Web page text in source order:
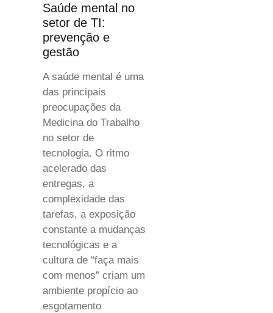
Saúde mental no
setor de TI:
prevenção e
gestão
A saúde mental é uma
das principais
preocupações da
Medicina do Trabalho
no setor de
tecnologia. O ritmo
acelerado das
entregas, a
complexidade das
tarefas, a exposição
constante a mudanças
tecnológicas e a
cultura de “faça mais
com menos” criam um
ambiente propício ao
esgotamento